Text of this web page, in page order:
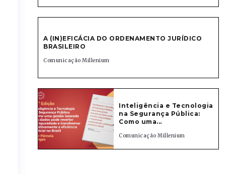
A (IN)EFICÁCIA DO ORDENAMENTO JURÍDICO
BRASILEIRO
Comunicação Millenium
Inteligência e Tecnologia
na Segurança Pública:
Como uma...
Comunicação Millenium